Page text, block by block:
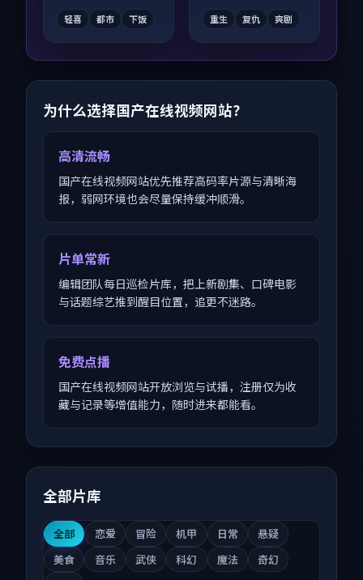
轻喜 都市 下饭 重生 复仇 爽剧
为什么选择国产在线视频网站？
高清流畅
国产在线视频网站优先推荐高码率片源与清晰海
报，弱网环境也会尽量保持缓冲顺滑。
片单常新
编辑团队每日巡检片库，把上新剧集、口碑电影
与话题综艺推到醒目位置，追更不迷路。
免费点播
国产在线视频网站开放浏览与试播，注册仅为收
藏与记录等增值能力，随时进来都能看。
全部片库
全部 恋爱 冒险 机甲 日常
悬疑
美食
音乐 武侠 科幻 魔法
奇幻